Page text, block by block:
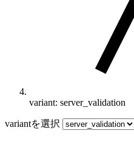
variant: server_validation
variantを選択